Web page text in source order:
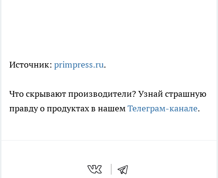
Источник: primpress.ru.
Что скрывают производители? Узнай страшную
правду о продуктах в нашемТелеграм-канале.